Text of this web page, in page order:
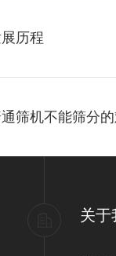
历程
筛机不能筛分
关于